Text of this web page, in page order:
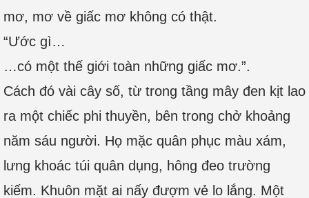
mơ, mơ về giấc mơ không có thật.
“Ước gì…
…có một thế giới toàn những giấc mơ.”.
Cách đó vài cây số, từ trong tầng mây đen kịt lao
ra một chiếc phi thuyền, bên trong chở khoảng
năm sáu người. Họ mặc quân phục màu xám,
lưng khoác túi quân dụng, hông đeo trường
kiếm. Khuôn mặt ai nấy đượm vẻ lo lắng. Một